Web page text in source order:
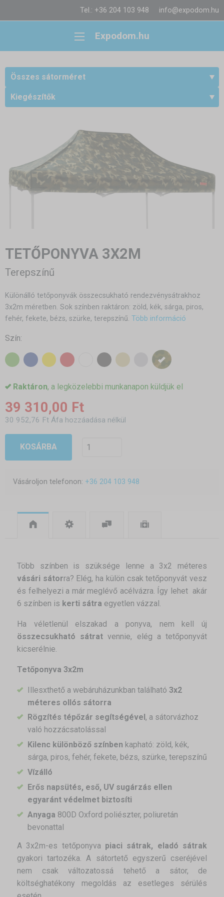
Tel.: +36 204 103 948 info@expodom.hu
Expodom.hu
Összes sátorméret
Kiegészítők
TETŐPONYVA 3X2M
Terepszínű
Különálló tetőponyvák összecsukható rendezvénysátrakhoz
3x2m méretben. Sok színben raktáron: zöld, kék, sárga, piros,
fehér, fekete, bézs, szürke, terepszínű. Több információ
Szín:
Raktáron, a legközelebbi munkanapon küldjük el
39 310,00 Ft
30 952,76 Ft Áfa hozzáadása nélkül
KOSÁRBA
Vásároljon telefonon: +36 204 103 948
Több színben is szüksége lenne a 3x2 méteres
vásári sátorra? Elég, ha külön csak tetőponyvát vesz
és felhelyezi a már meglévő acélvázra. Így lehet akár
6 színben is kerti sátra egyetlen vázzal.
Ha véletlenül elszakad a ponyva, nem kell új
összecsukható sátrat vennie, elég a tetőponyvát
kicserélnie.
Tetőponyva 3x2m
Illesxthető a webáruházunkban található 3x2
méteres ollós sátorra
Rögzítés tépőzár segítségével , a sátorvázhoz
való hozzácsatolással
Kilenc különböző színben kapható: zöld, kék,
sárga, piros, fehér, fekete, bézs, szürke, terepszínű
Vízálló
Erős napsütés, eső, UV sugárzás ellen
egyaránt védelmet biztosíti
Anyaga 800D Oxford poliészter, poliuretán
bevonattal
A 3x2m-es tetőponyva piaci sátrak, eladó sátrak
gyakori tartozéka. A sátortető egyszerű cseréjével
nem csak változatossá tehető a sátor, de
költséghatékony megoldás az esetleges sérülés